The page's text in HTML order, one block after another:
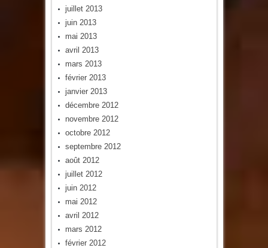
juillet 2013
juin 2013
mai 2013
avril 2013
mars 2013
février 2013
janvier 2013
décembre 2012
novembre 2012
octobre 2012
septembre 2012
août 2012
juillet 2012
juin 2012
mai 2012
avril 2012
mars 2012
février 2012